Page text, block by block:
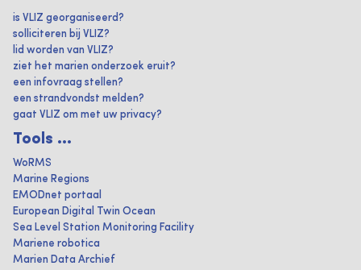
is VLIZ georganiseerd?
solliciteren bij VLIZ?
lid worden van VLIZ?
ziet het marien onderzoek eruit?
een infovraag stellen?
een strandvondst melden?
gaat VLIZ om met uw privacy?
Tools ...
WoRMS
Marine Regions
EMODnet portaal
European Digital Twin Ocean
Sea Level Station Monitoring Facility
Mariene robotica
Marien Data Archief